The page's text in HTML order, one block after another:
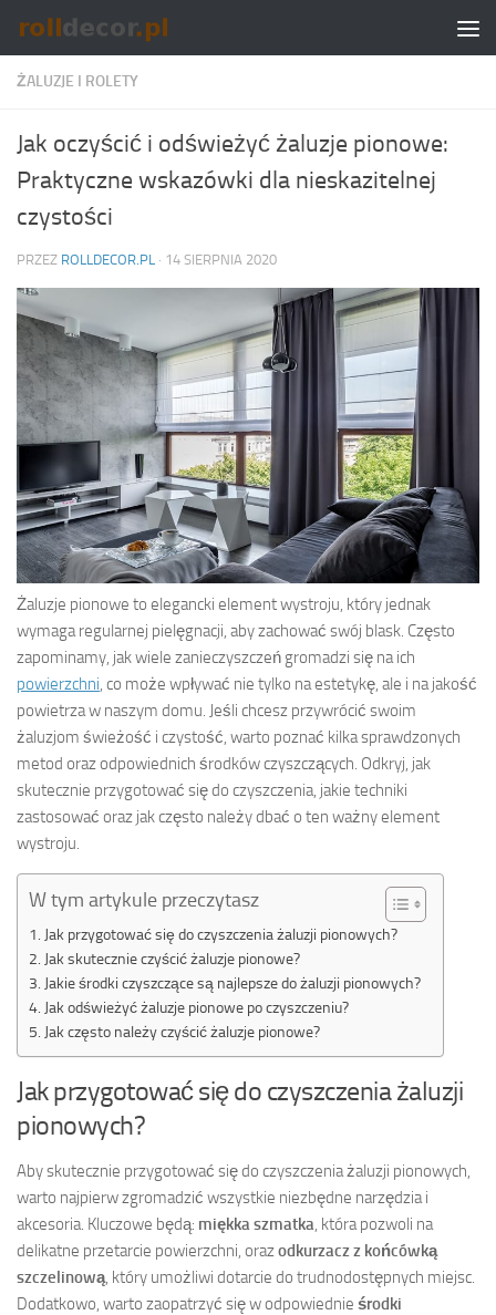
Skip to content
ŻALUZJE I ROLETY
Jak oczyścić i odświeżyć żaluzje pionowe:
Praktyczne wskazówki dla nieskazitelnej
czystości
PRZEZ ROLLDECOR.PL · 14 SIERPNIA 2020
Żaluzje pionowe to elegancki element wystroju, który jednak
wymaga regularnej pielęgnacji, aby zachować swój blask. Często
zapominamy, jak wiele zanieczyszczeń gromadzi się na ich
powierzchni, co może wpływać nie tylko na estetykę, ale i na jakość
powietrza w naszym domu. Jeśli chcesz przywrócić swoim
żaluzjom świeżość i czystość, warto poznać kilka sprawdzonych
metod oraz odpowiednich środków czyszczących. Odkryj, jak
skutecznie przygotować się do czyszczenia, jakie techniki
zastosować oraz jak często należy dbać o ten ważny element
wystroju.
W tym artykule przeczytasz
Jak przygotować się do czyszczenia żaluzji pionowych?
Jak skutecznie czyścić żaluzje pionowe?
Jakie środki czyszczące są najlepsze do żaluzji pionowych?
Jak odświeżyć żaluzje pionowe po czyszczeniu?
Jak często należy czyścić żaluzje pionowe?
Jak przygotować się do czyszczenia żaluzji
pionowych?
Aby skutecznie przygotować się do czyszczenia żaluzji pionowych,
warto najpierw zgromadzić wszystkie niezbędne narzędzia i
akcesoria. Kluczowe będą: miękka szmatka, która pozwoli na
delikatne przetarcie powierzchni, orazodkurzacz z końcówką
szczelinową, który umożliwi dotarcie do trudnodostępnych miejsc.
Dodatkowo, warto zaopatrzyć się w odpowiednie środki